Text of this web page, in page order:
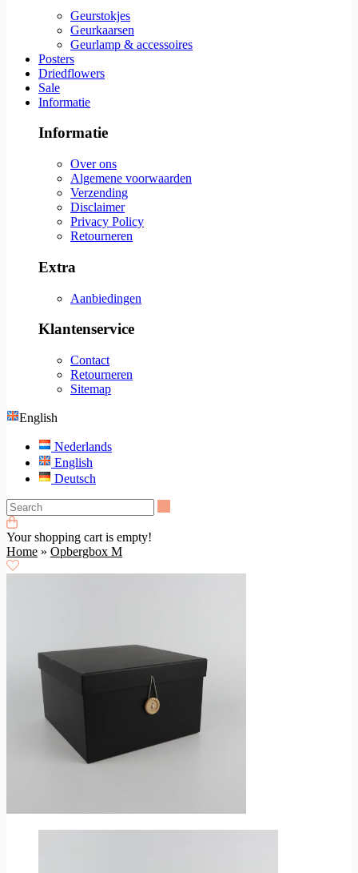
Geurstokjes
Geurkaarsen
Geurlamp & accessoires
Posters
Driedflowers
Sale
Informatie
Informatie
Over ons
Algemene voorwaarden
Verzending
Disclaimer
Privacy Policy
Retourneren
Extra
Aanbiedingen
Klantenservice
Contact
Retourneren
Sitemap
English
Nederlands
English
Deutsch
Your shopping cart is empty!
Home » Opbergbox M